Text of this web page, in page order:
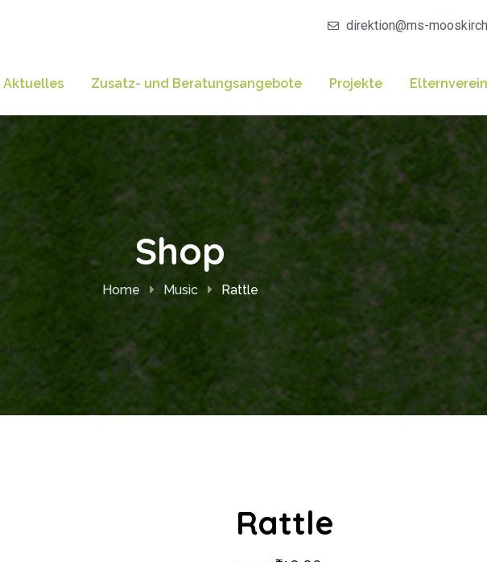
direktion@ms-
Aktuelles Zusatz- und Beratungsangebote Projekte Elternverein
Shop
Home Music Rattle
Rattle